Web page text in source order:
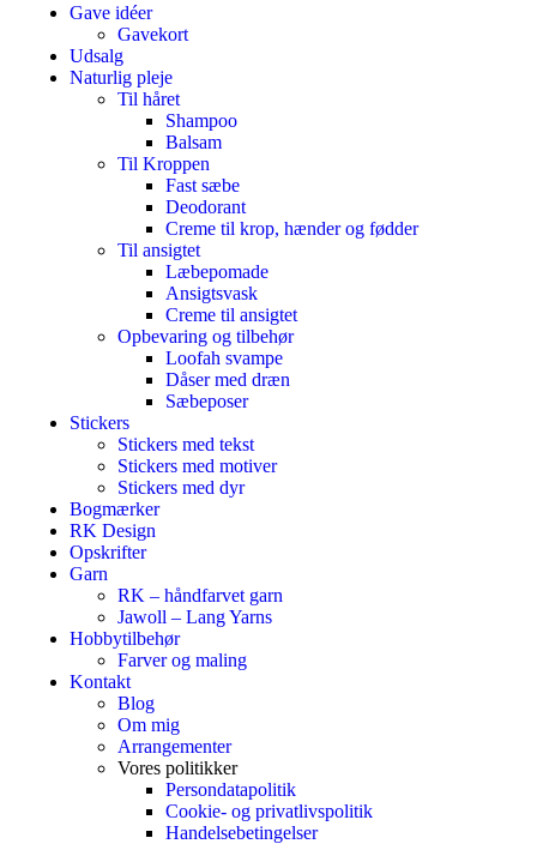
Gave idéer
Gavekort
Udsalg
Naturlig pleje
Til håret
Shampoo
Balsam
Til Kroppen
Fast sæbe
Deodorant
Creme til krop, hænder og fødder
Til ansigtet
Læbepomade
Ansigtsvask
Creme til ansigtet
Opbevaring og tilbehør
Loofah svampe
Dåser med dræn
Sæbeposer
Stickers
Stickers med tekst
Stickers med motiver
Stickers med dyr
Bogmærker
RK Design
Opskrifter
Garn
RK – håndfarvet garn
Jawoll – Lang Yarns
Hobbytilbehør
Farver og maling
Kontakt
Blog
Om mig
Arrangementer
Vores politikker
Persondatapolitik
Cookie- og privatlivspolitik
Handelsebetingelser